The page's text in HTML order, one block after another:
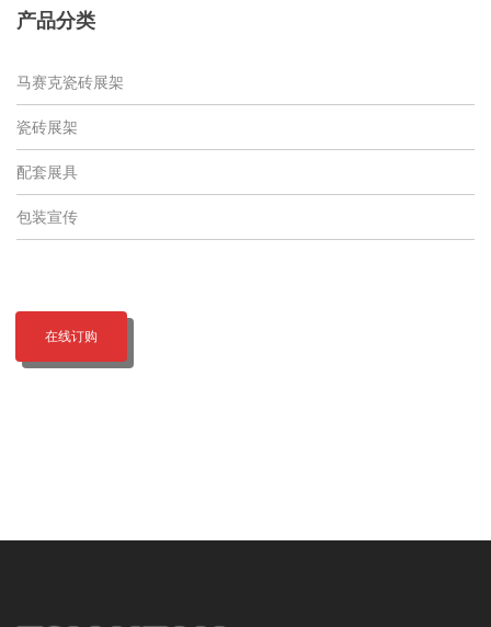
产品分类
马赛克瓷砖展架
瓷砖展架
配套展具
包装宣传
在线订购